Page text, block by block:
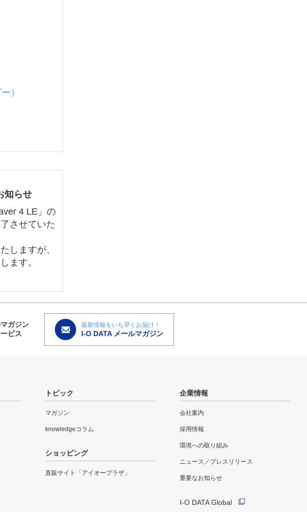
）
知らせ
4 LE」の
させていた
しますが、
ます。
ガジン
ビス
最新情報をいち早くお届け！
I-O DATA メールマガジン
トピック
マガジン
knowledgeコラム
ショッピング
直販サイト「アイオープラザ」
企業情報
会社案内
採用情報
環境への取り組み
ニュース／プレスリリース
重要なお知らせ
I-O DATA Global